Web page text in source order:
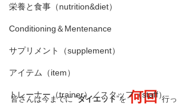
栄養と食事（nutrition&diet）
Conditioning＆Mentenance
サプリメント（supplement）
アイテム（item）
トレーナー（trainer）／スタッフ（staff）
皆さんは今までに “ダイエット”を 何回 行っ